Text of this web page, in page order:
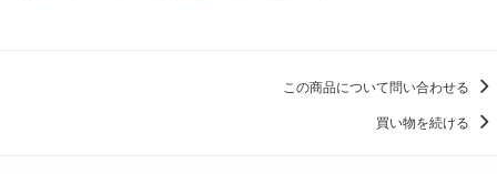
この商品について問い合わせる
買い物を続ける